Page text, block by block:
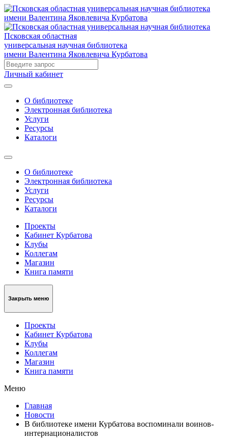
Псковская областная
универсальная научная библиотека
имени Валентина Яковлевича Курбатова
Личный кабинет
О библиотеке
Электронная библиотека
Услуги
Ресурсы
Каталоги
О библиотеке
Электронная библиотека
Услуги
Ресурсы
Каталоги
Проекты
Кабинет Курбатова
Клубы
Коллегам
Магазин
Книга памяти
Закрыть меню
Проекты
Кабинет Курбатова
Клубы
Коллегам
Магазин
Книга памяти
Меню
Главная
Новости
В библиотеке имени Курбатова воспоминали воинов-
интернационалистов